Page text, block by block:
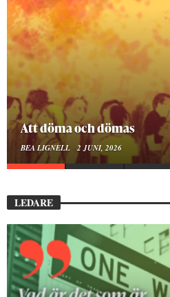
Mellan ånger och ältande
BEA LIGNELL 23 MARS, 2026
LEDARE